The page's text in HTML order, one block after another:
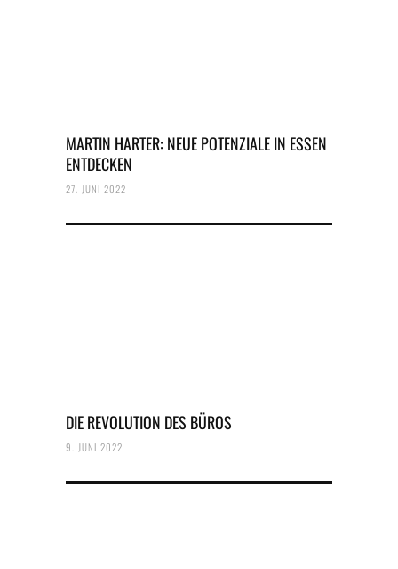
MARTIN HARTER: NEUE POTENZIALE IN ESSEN
ENTDECKEN
27. JUNI 2022
DIE REVOLUTION DES BÜROS
9. JUNI 2022